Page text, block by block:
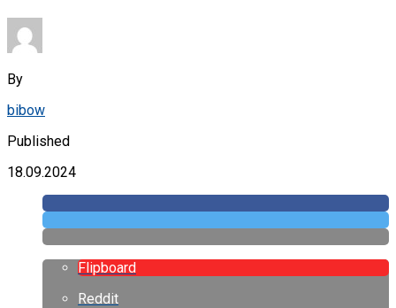
By
bibow
Published
18.09.2024
Flipboard
Reddit